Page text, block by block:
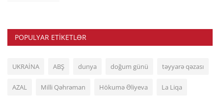
POPULYAR ETIKETLƏR
UKRAİNA ABŞ dunya doğum günü təyyarə qəzası
AZAL Milli Qəhrəman Hökumə Əliyeva La Liqa